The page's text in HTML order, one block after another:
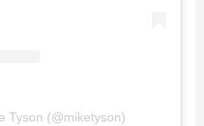
Tyson (@miketyson)